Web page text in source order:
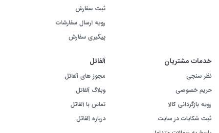
ثبت سفارش
رویه ارسال سفارشات
پیگیری سفارش
خدمات مشتریان
نظر سنجی
حریم خصوصی
رویه بازگردانی کالا
ثبت شکایات در سایت
آلفاتل
مجوز های آلفاتل
وبلاگ آلفاتل
تماس با آلفاتل
درباره آلفاتل